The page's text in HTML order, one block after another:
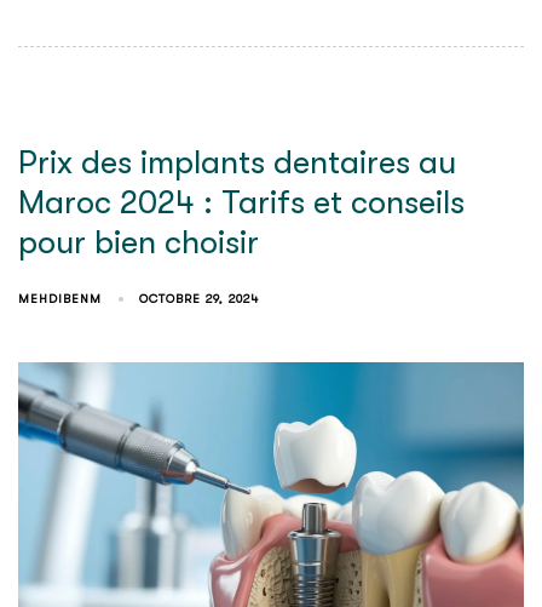
Prix des implants dentaires au
Maroc 2024 : Tarifs et conseils
pour bien choisir
MEHDIBENM OCTOBRE 29, 2024